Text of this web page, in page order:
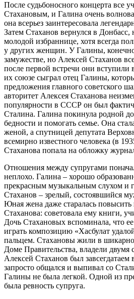
После судьбоносного концерта все
Стахановым, и Галина очень
она всерьез заинтересовала
Затем Стаханов вернулся в Донбасс,
молодой избраннице, хотя всегда
у других женщин. У Галины,
замужестве, но Алексей Стаханов
после первой встречи они
их союзе сыграл отец Галины,
предложения главного советского
авторитет Алексея Стаханова
популярности в СССР он был
Сталина. Галина покинула родной
бедности и помогать семье. Она
женой, а спутницей депутата
всемирно известного человека (в
Стаханова попала на обложку
Отношения между супругами
неплохо. Галина – хорошо
прекрасным музыкальным слухом и
Стаханов – зрелый, состоявшийся
Юная жена даже старалась повысить
Стаханова: советовала ему книги,
Дочь Стахановых вспоминала, что
играть композицию «Хасбулат
пальцем. Стахановы жили в
Доме Правительства, владели
Алексей Стаханов был завсегдатаем
запросто общался и выпивал со
Галины не была легкой. Одной из
была ревность супруга.